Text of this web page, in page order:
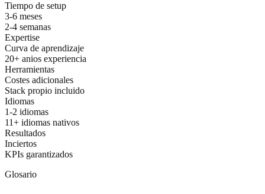
Tiempo de setup
3-6 meses
2-4 semanas
Expertise
Curva de aprendizaje
20+ anios experiencia
Herramientas
Costes adicionales
Stack propio incluido
Idiomas
1-2 idiomas
11+ idiomas nativos
Resultados
Inciertos
KPIs garantizados
Glosario